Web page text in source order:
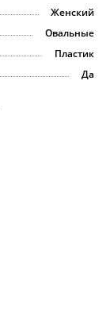
Женский
Овальные
Пластик
Да